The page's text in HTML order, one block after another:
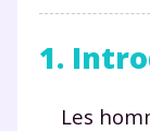
1.
Les